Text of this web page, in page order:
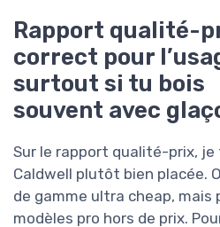
Rapport qualité-
correct pour
surtout si tu bois
souvent avec
Sur le rapport qualité-prix,
Caldwell plutôt bien placée.
de gamme ultra cheap, mais
modèles pro hors de prix.